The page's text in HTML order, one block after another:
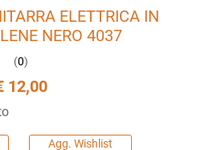
ELETTRICA IN
NERO 4037
(0)
12,00
Agg. Wishlist